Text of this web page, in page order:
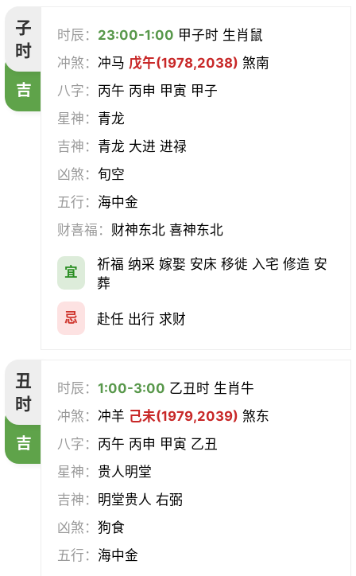
造仓 修饰垣墙 造船
造畜稠 盖屋
经络 酝酿 造车器
赴任 立券 置产 出货财
祭祀 祈福
移徙 分居 出火
放水 畋猎
子
时
吉
时辰： 23:00-1:00 甲子时 生肖鼠
冲煞：冲马 戊午(1978,2038) 煞南
八字： 丙午 丙申 甲寅 甲子
星神： 青龙
吉神： 青龙 大进 进禄
凶煞：旬空
五行：海中金
财喜福： 财神东北 喜神东北
宜
祈福 纳采 嫁娶 安床 移徙 入宅 修造 安
葬
忌 赴任 出行 求财
丑
时
吉
时辰：1:00-3:00 乙丑时 生肖牛
冲煞：冲羊 己未(1979,2039) 煞东
八字： 丙午 丙申 甲寅 乙丑
星神： 贵人明堂
吉神： 明堂贵人 右弼
凶煞：狗食
五行：海中金